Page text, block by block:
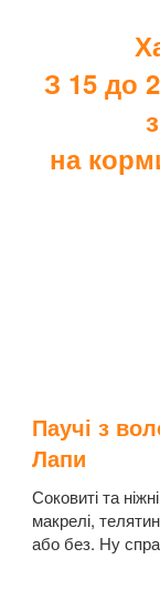
З 15 до
на
Паучі з
Лапи
Соковиті та
макрелі,
або без. Ну